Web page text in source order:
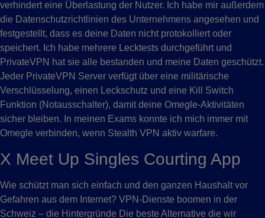
verhindert eine Überlastung der Nutzer. Ich habe mir außerdem
die Datenschutzrichtlinien des Unternehmens angesehen und
festgestellt, dass es deine Daten nicht protokolliert oder
speichert. Ich habe mehrere Lecktests durchgeführt und
PrivateVPN hat sie alle bestanden und meine Daten geschützt.
Jeder PrivateVPN Server verfügt über eine militärische
Verschlüsselung, einen Leckschutz und eine Kill Switch
Funktion (Notausschalter), damit deine Omegle-Aktivitäten
sicher bleiben. In meinen Exams konnte ich mich immer mit
Omegle verbinden, wenn Stealth VPN aktiv warfare.
X Meet Up Singles Courting App
Wie schützt man sich einfach und den ganzen Haushalt vor
Gefahren aus dem Internet? VPN-Dienste boomen in der
Schweiz – die Hintergründe Die beste Alternative die wir